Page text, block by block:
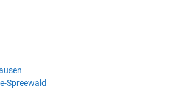
Spreewald